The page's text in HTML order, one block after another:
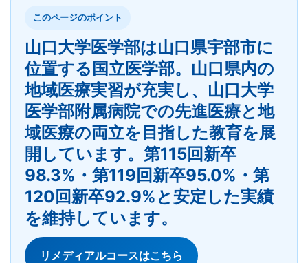
このページのポイント
山口大学医学部は山口県宇部市に
位置する国立医学部。山口県内の
地域医療実習が充実し、山口大学
医学部附属病院での先進医療と地
域医療の両立を目指した教育を展
開しています。第115回新卒
98.3%・第119回新卒95.0%・第
120回新卒92.9%と安定した実績
を維持しています。
リメディアルコースはこちら